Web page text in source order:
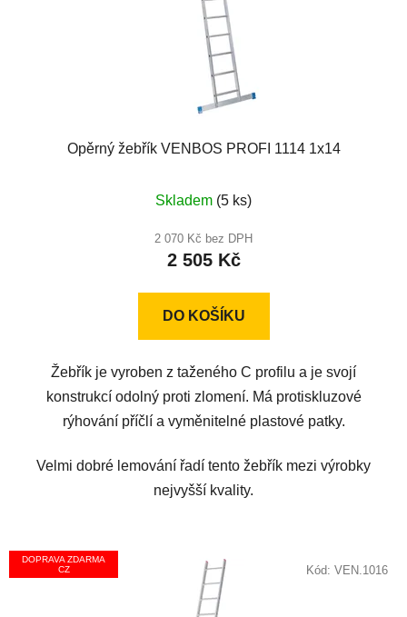
Opěrný žebřík VENBOS PROFI 1114 1x14
Skladem (5 ks)
2 070 Kč bez DPH
2 505 Kč
DO KOŠÍKU
Žebřík je vyroben z taženého C profilu a je svojí
konstrukcí odolný proti zlomení. Má protiskluzové
rýhování příčlí a vyměnitelné plastové patky.
Velmi dobré lemování řadí tento žebřík mezi výrobky
nejvyšší kvality.
DOPRAVA ZDARMA
CZ
Kód: VEN.1016